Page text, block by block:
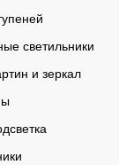
светильники
и зеркал